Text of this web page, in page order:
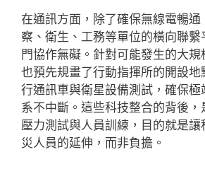
在通訊方面，除了確保無線電暢通
察、衛生、工務等單位的橫向聯繫
門協作無礙。針對可能發生的大規
也預先規畫了行動指揮所的開設地
行通訊車與衛星設備測試，確保極
系不中斷。這些科技整合的背後
壓力測試與人員訓練，目的就是
災人員的延伸，而非負擔。